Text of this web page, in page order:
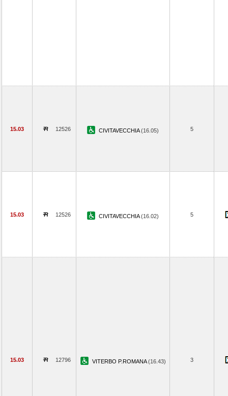
15.03 12526 CIVITAVECCHIA(16.05) 5
15.03 12526 CIVITAVECCHIA(16.02) 5
15.03 12796 VITERBO P.ROMANA(16.43) 3